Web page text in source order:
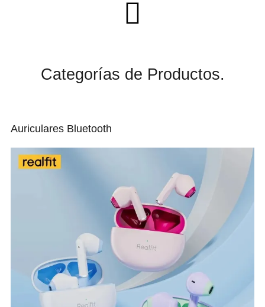
Categorías de Productos.
Auriculares Bluetooth